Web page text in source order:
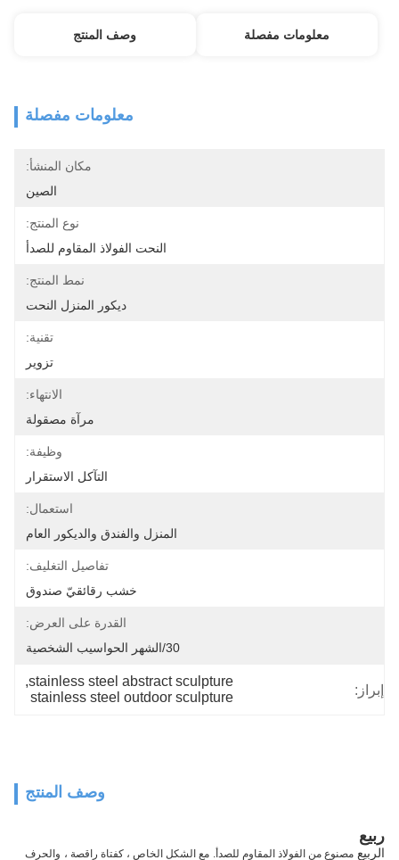
معلومات مفصلة وصف المنتج
معلومات مفصلة
مكان المنشأ:
الصين
نوع المنتج:
النحت الفولاذ المقاوم للصدأ
نمط المنتج:
ديكور المنزل النحت
تقنية:
تزوير
الانتهاء:
مرآة مصقولة
وظيفة:
التآكل الاستقرار
استعمال:
المنزل والفندق والديكور العام
تفاصيل التغليف:
خشب رقائقيّ صندوق
القدرة على العرض:
30/الشهر الحواسيب الشخصية
إبراز:
stainless steel abstract sculpture
,
stainless steel outdoor sculpture
وصف المنتج
ربيع
الربيعمصنوع من الفولاذ المقاوم للصدأ. مع الشكل الخاص ، كفتاة راقصة ، والحرف